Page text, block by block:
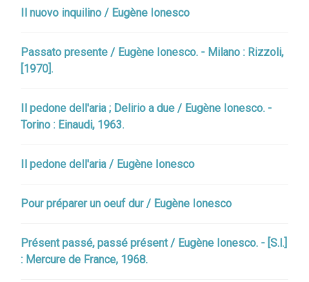
Il nuovo inquilino / Eugène Ionesco
Passato presente / Eugène Ionesco. - Milano : Rizzoli,
[1970].
Il pedone dell'aria ; Delirio a due / Eugène Ionesco. -
Torino : Einaudi, 1963.
Il pedone dell'aria / Eugène Ionesco
Pour préparer un oeuf dur / Eugène Ionesco
Présent passé, passé présent / Eugène Ionesco. - [S.l.]
: Mercure de France, 1968.